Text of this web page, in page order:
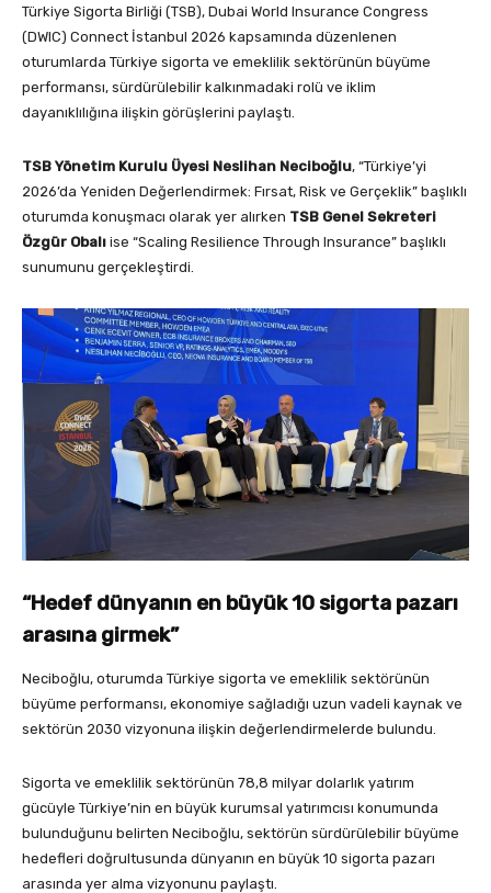
Türkiye Sigorta Birliği (TSB), Dubai World Insurance Congress
(DWIC) Connect İstanbul 2026 kapsamında düzenlenen
oturumlarda Türkiye sigorta ve emeklilik sektörünün büyüme
performansı, sürdürülebilir kalkınmadaki rolü ve iklim
dayanıklılığına ilişkin görüşlerini paylaştı.
TSB Yönetim Kurulu Üyesi Neslihan Neciboğlu, “Türkiye’yi
2026’da Yeniden Değerlendirmek: Fırsat, Risk ve Gerçeklik” başlıklı
oturumda konuşmacı olarak yer alırken TSB Genel Sekreteri
Özgür Obalı ise “Scaling Resilience Through Insurance” başlıklı
sunumunu gerçekleştirdi.
“Hedef dünyanın en büyük 10 sigorta pazarı
arasına girmek”
Neciboğlu, oturumda Türkiye sigorta ve emeklilik sektörünün
büyüme performansı, ekonomiye sağladığı uzun vadeli kaynak ve
sektörün 2030 vizyonuna ilişkin değerlendirmelerde bulundu.
Sigorta ve emeklilik sektörünün 78,8 milyar dolarlık yatırım
gücüyle Türkiye’nin en büyük kurumsal yatırımcısı konumunda
bulunduğunu belirten Neciboğlu, sektörün sürdürülebilir büyüme
hedefleri doğrultusunda dünyanın en büyük 10 sigorta pazarı
arasında yer alma vizyonunu paylaştı.